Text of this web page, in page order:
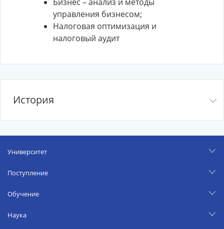
управления бизнесом;
Налоговая оптимизация и
налоговый аудит
История
Университет
Поступление
Обучение
Наука